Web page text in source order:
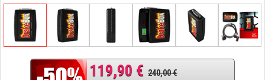
119,90 € 240,00 €